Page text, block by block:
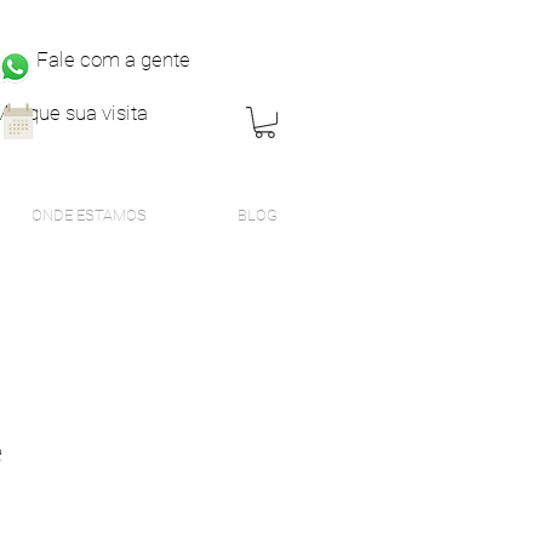
Fale com a gente
sua visita
ONDE ESTAMOS BLOG